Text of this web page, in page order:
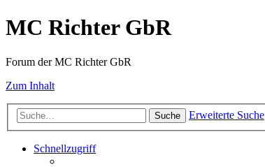
MC Richter GbR
Forum der MC Richter GbR
Zum Inhalt
Suche Erweiterte Suche
Schnellzugriff